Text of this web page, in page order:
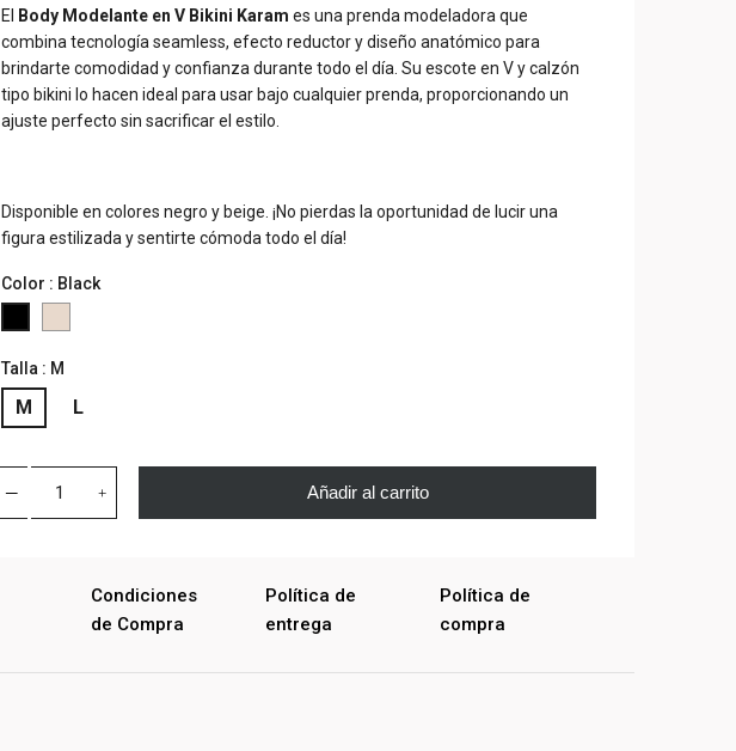
El Body Modelante en V Bikini Karam es una prenda modeladora que
combina tecnología seamless, efecto reductor y diseño anatómico para
brindarte comodidad y confianza durante todo el día. Su escote en V y calzón
tipo bikini lo hacen ideal para usar bajo cualquier prenda, proporcionando un
ajuste perfecto sin sacrificar el estilo.
Disponible en colores negro y beige. ¡No pierdas la oportunidad de lucir una
figura estilizada y sentirte cómoda todo el día!
Color : Black
Talla : M
M L
Añadir al carrito
Condiciones
de Compra
Política de
entrega
Política de
compra